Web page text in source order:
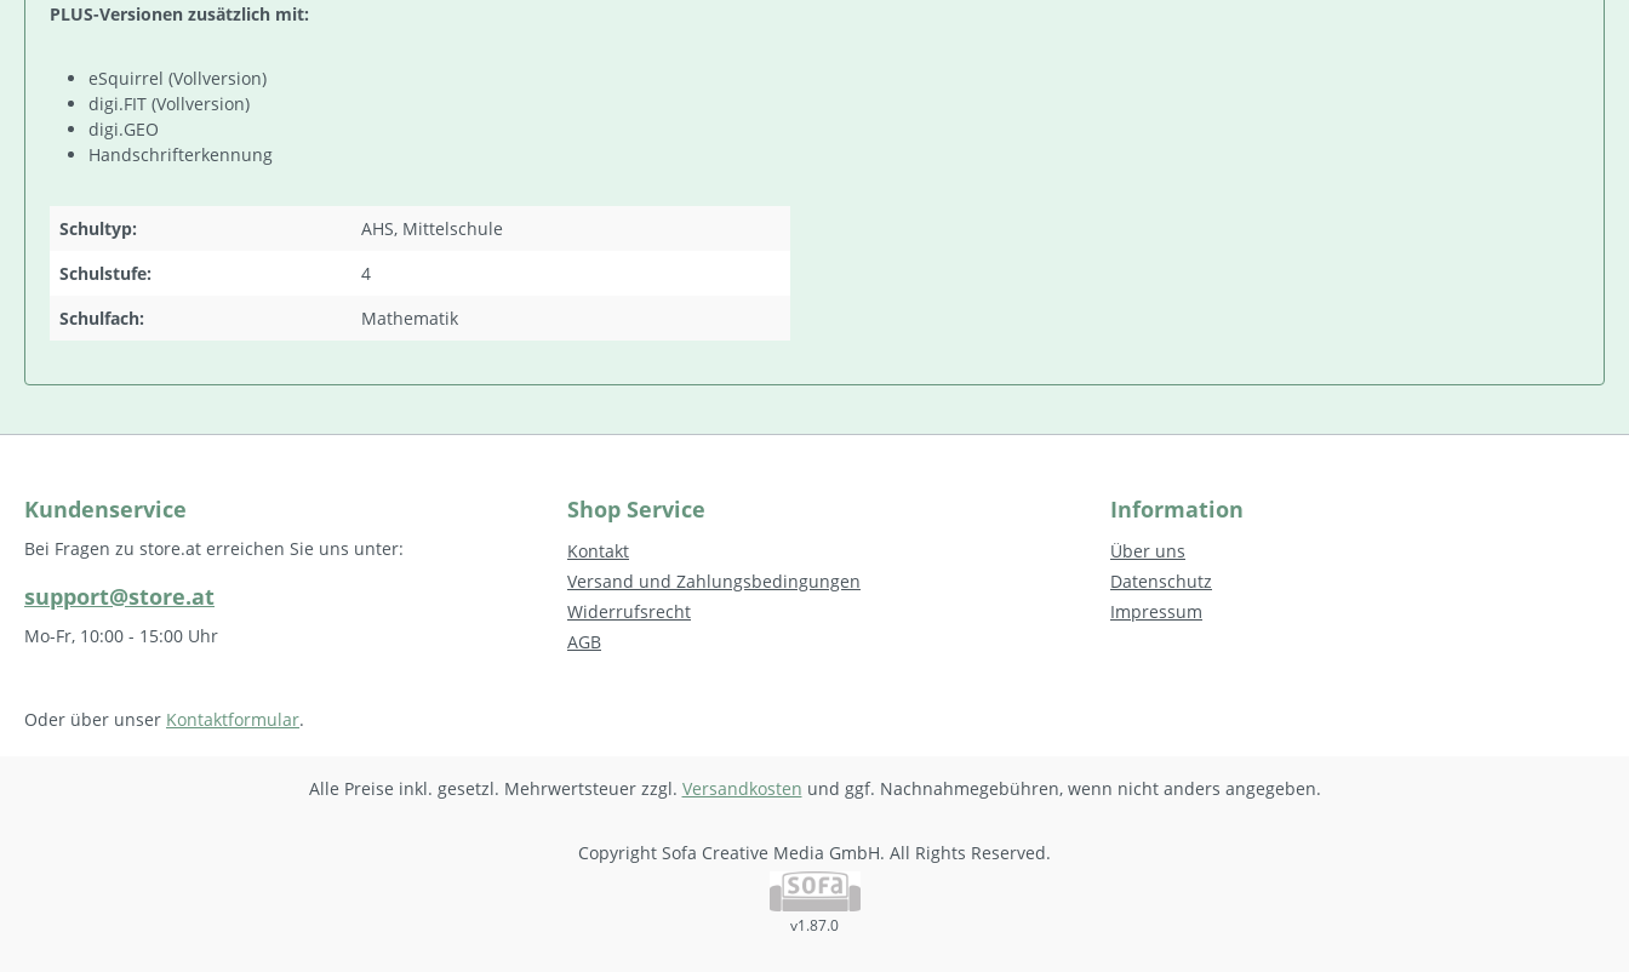
PLUS-Versionen zusätzlich mit:
eSquirrel (Vollversion)
digi.FIT (Vollversion)
digi.GEO
Handschrifterkennung
Schultyp:
AHS, Mittelschule
Schulstufe:
4
Schulfach:
Mathematik
Kundenservice
Bei Fragen zu store.at erreichen Sie uns unter:
support@store.at
Mo-Fr, 10:00 - 15:00 Uhr
Oder über unser Kontaktformular.
Shop Service
Kontakt
Versand und Zahlungsbedingungen
Widerrufsrecht
AGB
Information
Über uns
Datenschutz
Impressum
Alle Preise inkl. gesetzl. Mehrwertsteuer zzgl. Versandkosten und ggf. Nachnahmegebühren, wenn nicht anders angegeben.
Copyright Sofa Creative Media GmbH. All Rights Reserved.
v1.87.0